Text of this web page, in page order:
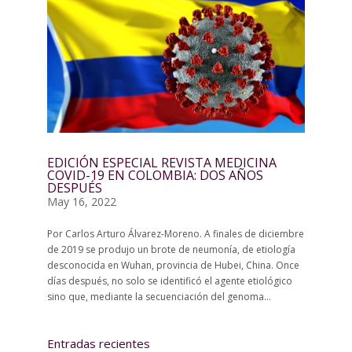
EDICIÓN ESPECIAL REVISTA MEDICINA
COVID-19 EN COLOMBIA: DOS AÑOS
DESPUÉS
May 16, 2022
Por Carlos Arturo Álvarez-Moreno. A finales de diciembre
de 2019 se produjo un brote de neumonía, de etiología
desconocida en Wuhan, provincia de Hubei, China. Once
días después, no solo se identificó el agente etiológico
sino que, mediante la secuenciación del genoma...
Entradas recientes